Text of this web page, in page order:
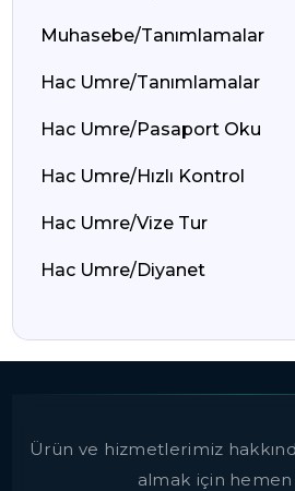
Muhasebe/Tanımlamalar
Hac Umre/Tanımlamalar
Hac Umre/Pasaport Oku
Hac Umre/Hızlı Kontrol
Hac Umre/Vize Tur
Hac Umre/Diyanet
Ürün ve hizmetlerimiz
almak için hemen